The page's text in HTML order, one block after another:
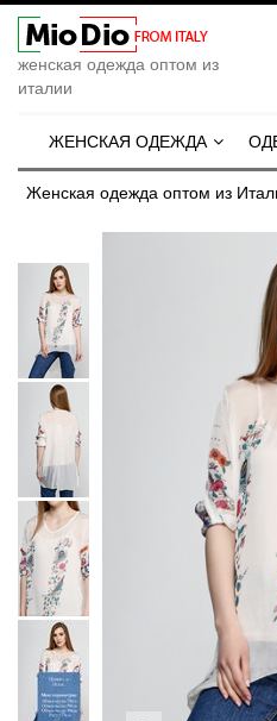
женская одежда оптом из
италии
ЖЕНСКАЯ ОДЕЖДА
Женская одежда оптом из